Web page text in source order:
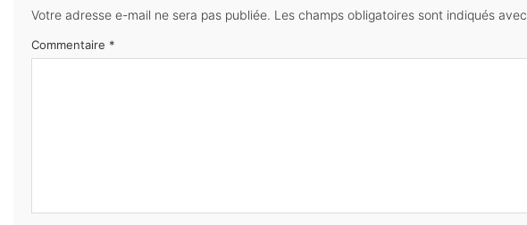
Votre adresse e-mail ne sera pas publiée. Les champs obligatoires sont indiqués avec
Commentaire *